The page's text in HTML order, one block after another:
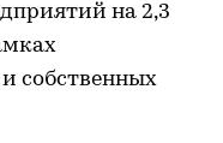
на 2,3
собственных